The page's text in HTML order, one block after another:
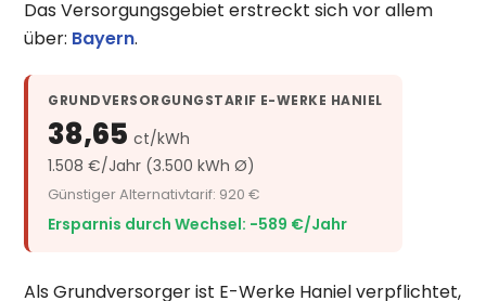
Das Versorgungsgebiet erstreckt sich vor allem
über: Bayern.
GRUNDVERSORGUNGSTARIF E-WERKE HANIEL
38,65ct/kWh
1.508 €/Jahr (3.500 kWh Ø)
Günstiger Alternativtarif: 920 €
Ersparnis durch Wechsel: −589 €/Jahr
Als Grundversorger ist E-Werke Haniel verpflichtet,